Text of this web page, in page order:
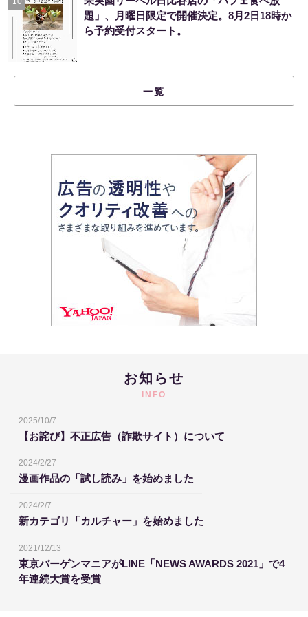
題」、月曜日限定で開催決定。8月2日18時か
ら予約受付スタート。
一覧
お知らせ
INFO
2025/10/7
【お詫び】不正広告（詐欺サイト）について
2024/2/27
漫画作品の「試し読み」を始めました
2024/2/7
新カテゴリ「カルチャー」を始めました
2021/12/13
東京バーゲンマニアがLINE「NEWS AWARDS 2021」で4
年連続大賞を受賞